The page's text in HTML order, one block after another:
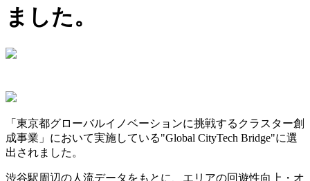
ました。
「東京都グローバルイノベーションに挑戦するクラスター創
成事業」において実施している"Global CityTech Bridge"に選
出されました。
渋谷駅周辺の人流データをもとに、エリアの回遊性向上・オ